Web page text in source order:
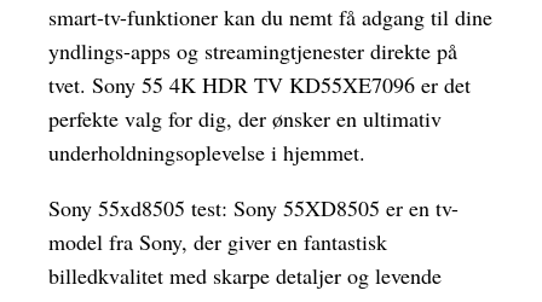
smart-tv-funktioner kan du nemt få adgang til dine
yndlings-apps og streamingtjenester direkte på
tvet. Sony 55 4K HDR TV KD55XE7096 er det
perfekte valg for dig, der ønsker en ultimativ
underholdningsoplevelse i hjemmet.
Sony 55xd8505 test: Sony 55XD8505 er en tv-
model fra Sony, der giver en fantastisk
billedkvalitet med skarpe detaljer og levende